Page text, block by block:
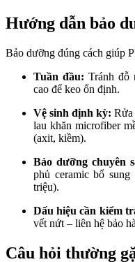
Hướng dẫn bảo
Bảo dưỡng đúng cách giúp
Tuần đầu: Tránh đỗ
cao để keo ổn định.
Vệ sinh định kỳ:Rửa
lau khăn microfiber
(axit, kiềm).
Bảo dưỡng chuyên
phủ ceramic bổ
triệu).
Dấu hiệu cần kiểm
vết nứt – liên hệ bảo
Câu hỏi thường